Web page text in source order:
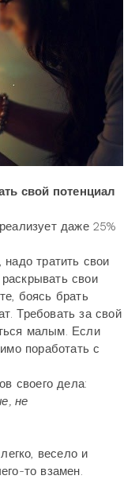
свой потенциал
даже 25%
надо тратить свои
свои
боясь брать
Требовать за свой
малым. Если
поработать с
своего дела:
не
весело и
то взамен.